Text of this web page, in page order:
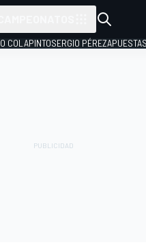
COLAPINTOSERGIO PÉREZAPUESTAS